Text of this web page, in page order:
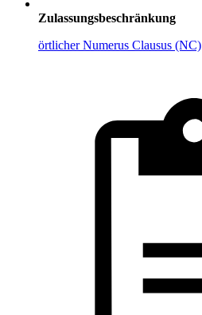
Zulassungsbeschränkung
örtlicher Numerus Clausus (NC)